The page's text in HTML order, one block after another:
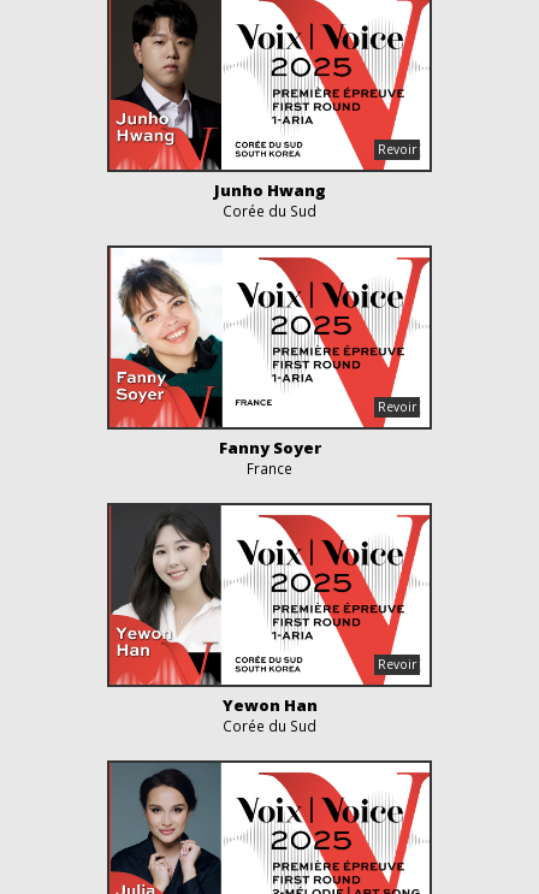
Junho Hwang
Corée du Sud
Fanny Soyer
France
Yewon Han
Corée du Sud